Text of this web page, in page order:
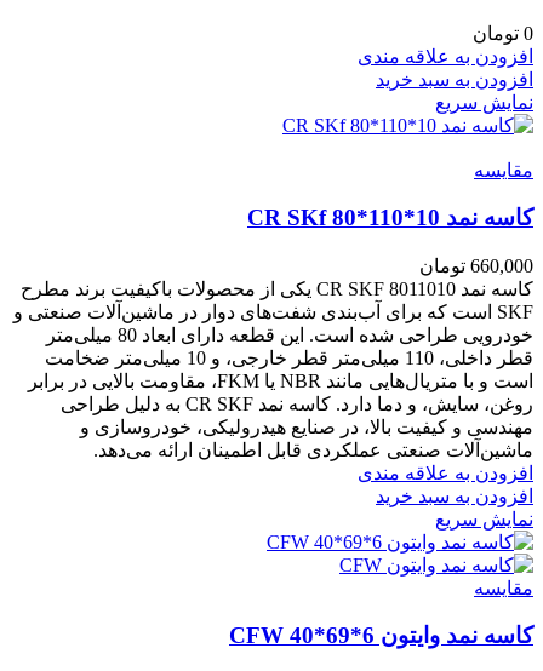
0 تومان
افزودن به علاقه مندی
افزودن به سبد خرید
نمایش سریع
مقايسه
کاسه نمد CR SKf 80*110*10
660,000 تومان
کاسه نمد CR SKF 8011010 یکی از محصولات باکیفیت برند مطرح
SKF است که برای آب‌بندی شفت‌های دوار در ماشین‌آلات صنعتی و
خودرویی طراحی شده است. این قطعه دارای ابعاد 80 میلی‌متر
قطر داخلی، 110 میلی‌متر قطر خارجی، و 10 میلی‌متر ضخامت
است و با متریال‌هایی مانند NBR یا FKM، مقاومت بالایی در برابر
روغن، سایش، و دما دارد. کاسه نمد CR SKF به دلیل طراحی
مهندسی و کیفیت بالا، در صنایع هیدرولیکی، خودروسازی و
ماشین‌آلات صنعتی عملکردی قابل اطمینان ارائه می‌دهد.
افزودن به علاقه مندی
افزودن به سبد خرید
نمایش سریع
مقايسه
کاسه نمد وایتون CFW 40*69*6